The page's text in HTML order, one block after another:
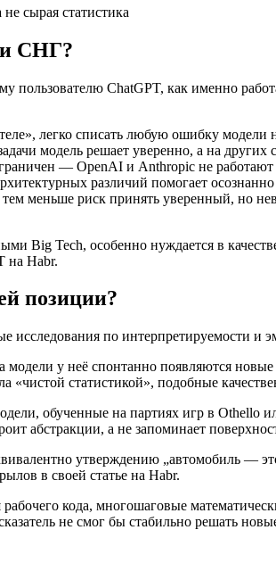
сырая статистика
и СНГ?
ChatGPT, как именно
легко списать любую ошибку
модель решает уверенно, а на других
— OpenAI и Anthropic не
различий помогает осознанно
меньше риск принять уверенный, но
Big Tech, особенно нуждается в
на Habr.
позиции?
исследования по интерпретируемости
модели у неё спонтанно появляются
«чистой статистикой», подобные
обученные на партиях игр в Othello
абстракции, а не запоминает
утверждению „автомобиль —
в своей статье на Habr.
кода, многошаговые
не смог бы стабильно решать